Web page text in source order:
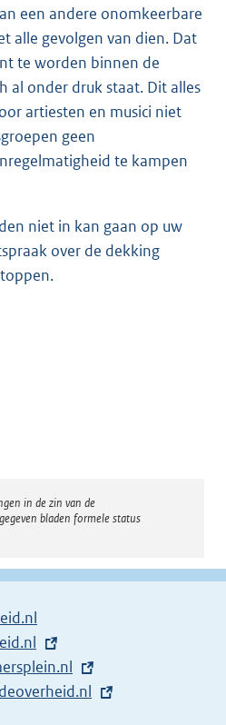
een andere onomkeerbare
alle gevolgen van dien. Dat
te worden binnen de
al onder druk staat. Dit alles
artiesten en musici niet
geen
te kampen
niet in kan gaan op uw
over de dekking
in de zin van de
bladen formele status